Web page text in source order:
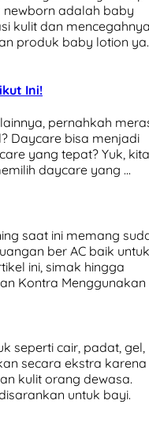
newborn adalah baby
kulit dan mencegahnya
produk baby lotion ya.
Ini!
pernahkah
Daycare bisa menjadi
yang tepat? Yuk, kita
daycare yang …
saat ini memang
ber AC baik untuk
ini, simak hingga
Kontra Menggunakan
seperti cair, padat, gel,
secara ekstra karena
kulit orang dewasa.
untuk bayi.